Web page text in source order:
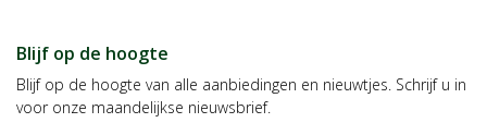
Blijf op de hoogte
Blijf op de hoogte van alle aanbiedingen en nieuwtjes. Schrijf u in
voor onze maandelijkse nieuwsbrief.